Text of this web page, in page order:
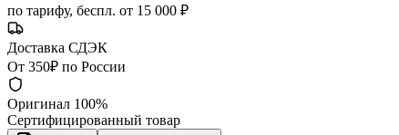
по тарифу, беспл. от 15 000 ₽
Доставка СДЭК
От 350₽ по России
Оригинал 100%
Сертифицированный товар